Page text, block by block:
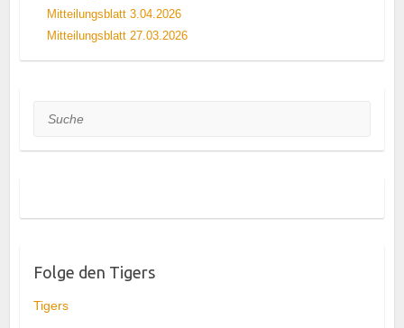
Mitteilungsblatt 3.04.2026
Mitteilungsblatt 27.03.2026
Suche
Folge den Tigers
Tigers